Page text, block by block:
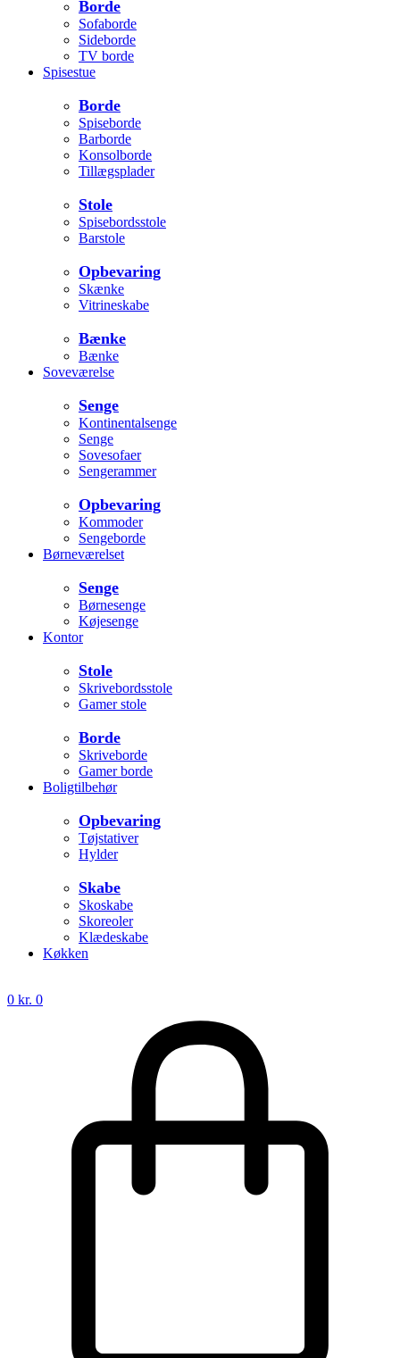
Borde
Sofaborde
Sideborde
TV borde
Spisestue
Borde
Spiseborde
Barborde
Konsolborde
Tillægsplader
Stole
Spisebordsstole
Barstole
Opbevaring
Skænke
Vitrineskabe
Bænke
Bænke
Soveværelse
Senge
Kontinentalsenge
Senge
Sovesofaer
Sengerammer
Opbevaring
Kommoder
Sengeborde
Børneværelset
Senge
Børnesenge
Køjesenge
Kontor
Stole
Skrivebordsstole
Gamer stole
Borde
Skriveborde
Gamer borde
Boligtilbehør
Opbevaring
Tøjstativer
Hylder
Skabe
Skoskabe
Skoreoler
Klædeskabe
Køkken
0 kr. 0